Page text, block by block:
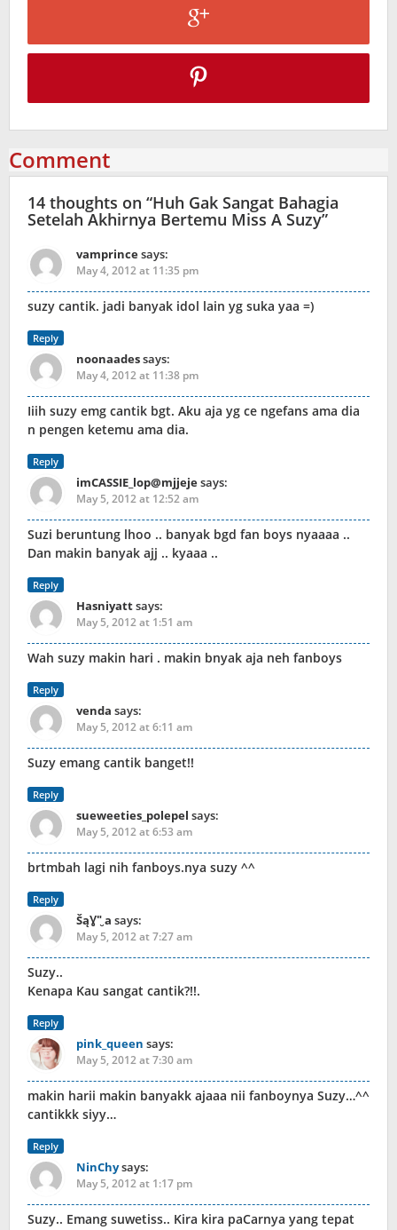
Comment
14 thoughts on “Huh Gak Sangat Bahagia
Setelah Akhirnya Bertemu Miss A Suzy”
vamprincesays:
May 4, 2012 at 11:35 pm
suzy cantik. jadi banyak idol lain yg suka yaa =)
Reply
noonaadessays:
May 4, 2012 at 11:38 pm
Iiih suzy emg cantik bgt. Aku aja yg ce ngefans ama dia
n pengen ketemu ama dia.
Reply
imCASSIE_lop@mjjejesays:
May 5, 2012 at 12:52 am
Suzi beruntung lhoo .. banyak bgd fan boys nyaaaa ..
Dan makin banyak ajj .. kyaaa ..
Reply
Hasniyattsays:
May 5, 2012 at 1:51 am
Wah suzy makin hari . makin bnyak aja neh fanboys
Reply
venda says:
May 5, 2012 at 6:11 am
Suzy emang cantik banget!!
Reply
sueweeties_polepel says:
May 5, 2012 at 6:53 am
brtmbah lagi nih fanboys.nya suzy ^^
Reply
ŠąƔ"̮ a says:
May 5, 2012 at 7:27 am
Suzy..
Kenapa Kau sangat cantik?!!.
Reply
pink_queen says:
May 5, 2012 at 7:30 am
makin harii makin banyakk ajaaa nii fanboynya Suzy…^^
cantikkk siyy…
Reply
NinChysays:
May 5, 2012 at 1:17 pm
Suzy.. Emang suwetiss.. Kira kira paCarnya yang tepat